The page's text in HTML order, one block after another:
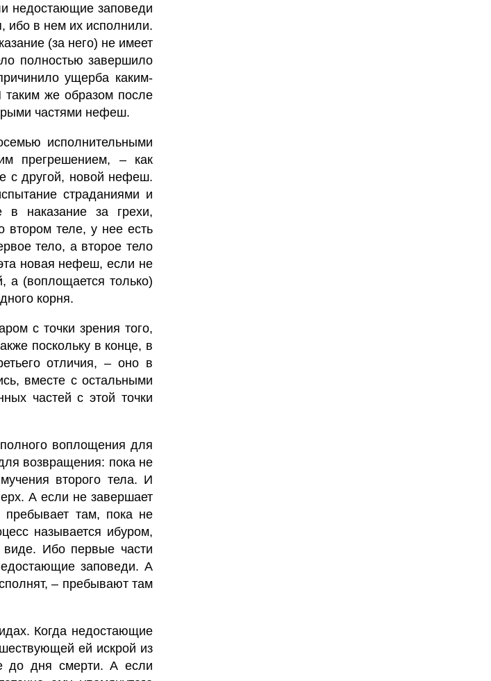
недостающие заповеди
ибо в нем их исполнили.
(за него) не имеет
полностью завершило
ущерба каким-
таким же образом после
частями нефеш.
исполнительными
прегрешением, – как
с другой, новой нефеш.
страданиями и
наказание за грехи,
теле, у нее есть
тело, а второе тело
новая нефеш, если не
а (воплощается только)
корня.
с точки зрения того,
поскольку в конце, в
отличия, – оно в
вместе с остальными
частей с этой точки
воплощения для
возвращения: пока не
второго тела. И
А если не завершает
пребывает там, пока не
называется ибуром,
виде. Ибо первые части
заповеди. А
– пребывают там
Когда недостающие
ей искрой из
до дня смерти. А если